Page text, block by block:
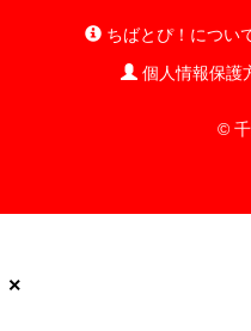
ちばとぴ！につい
個人情報保護
©
×